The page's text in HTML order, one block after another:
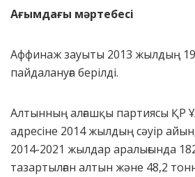
Ағымдағы мәртебесі
Аффинаж зауыты 2013 жылдың
пайдалануға берілді.
Алтынның алғашқы партиясы ҚР
адресіне 2014 жылдың сәуір
2014-2021 жылдар аралығында
тазартылған алтын және 48,2